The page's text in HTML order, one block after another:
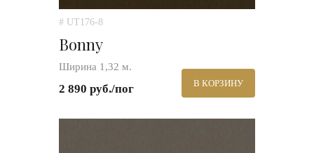
# UT176-8
Bonny
Ширина 1,32 м.
2 890 руб./пог В КОРЗИНУ